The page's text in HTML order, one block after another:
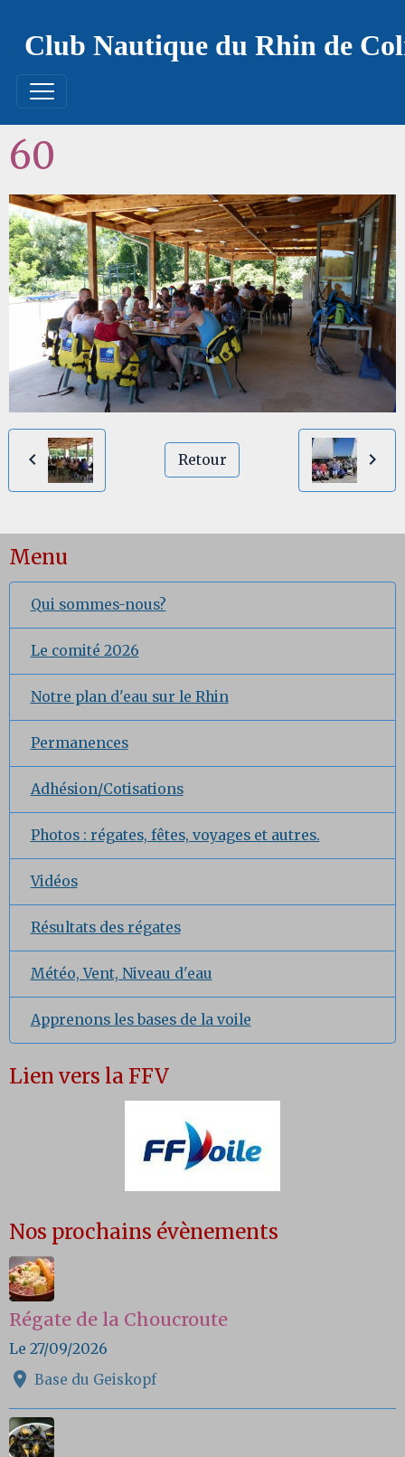
Club Nautique du Rhin de
60
Retour
Menu
Qui sommes-nous?
Le comité 2026
Notre plan d'eau sur le Rhin
Permanences
Adhésion/Cotisations
Photos : régates, fêtes, voyages et autres.
Vidéos
Résultats des régates
Météo, Vent, Niveau d'eau
Apprenons les bases de la voile
Lien vers la FFV
Nos prochains évènements
Régate de la Choucroute
Le 27/09/2026
Base du Geiskopf